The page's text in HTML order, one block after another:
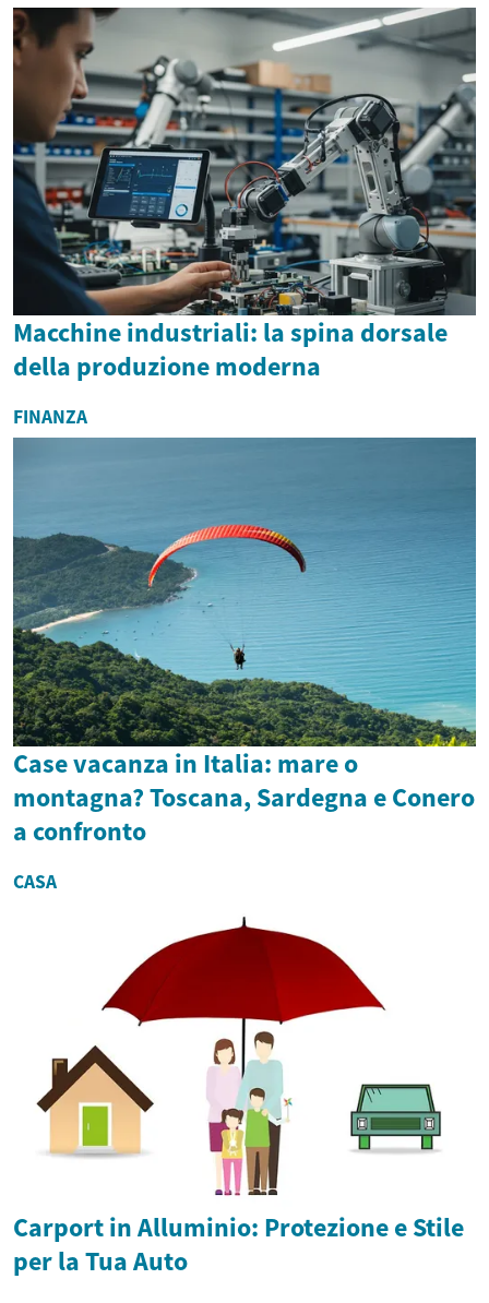
Macchine industriali: la spina dorsale
della produzione moderna
FINANZA
Case vacanza in Italia: mare o
montagna? Toscana, Sardegna e Conero
a confronto
CASA
Carport in Alluminio: Protezione e Stile
per la Tua Auto